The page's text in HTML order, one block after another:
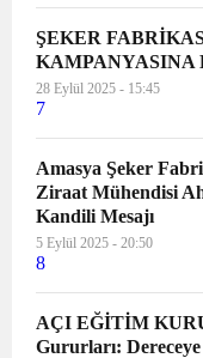
ŞEKER
KAMPANYASINA
28 Eylül 2025 - 15:45
7
Amasya Şeker
Ziraat Mühendisi
Kandili Mesajı
5 Eylül 2025 - 20:50
8
AÇI EĞİTİM
Gururları: